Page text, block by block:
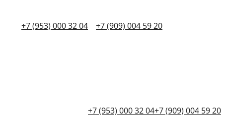
+7 (953) 000 32 04 +7 (909) 004 59 20
+7 (953) 000 32 04+7 (909) 004 59 20